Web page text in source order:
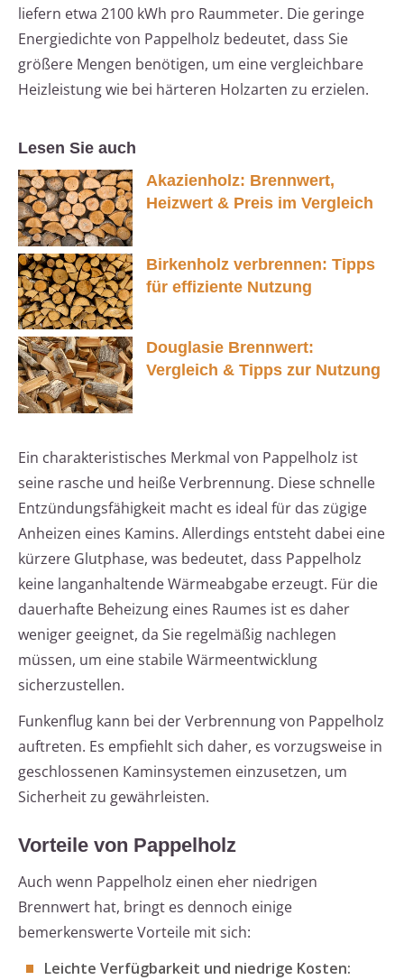
liefern etwa 2100 kWh pro Raummeter. Die geringe
Energiedichte von Pappelholz bedeutet, dass Sie
größere Mengen benötigen, um eine vergleichbare
Heizleistung wie bei härteren Holzarten zu erzielen.
Lesen Sie auch
Akazienholz: Brennwert,
Heizwert & Preis im Vergleich
Birkenholz verbrennen: Tipps
für effiziente Nutzung
Douglasie Brennwert:
Vergleich & Tipps zur Nutzung
Ein charakteristisches Merkmal von Pappelholz ist
seine rasche und heiße Verbrennung. Diese schnelle
Entzündungsfähigkeit macht es ideal für das zügige
Anheizen eines Kamins. Allerdings entsteht dabei eine
kürzere Glutphase, was bedeutet, dass Pappelholz
keine langanhaltende Wärmeabgabe erzeugt. Für die
dauerhafte Beheizung eines Raumes ist es daher
weniger geeignet, da Sie regelmäßig nachlegen
müssen, um eine stabile Wärmeentwicklung
sicherzustellen.
Funkenflug kann bei der Verbrennung von Pappelholz
auftreten. Es empfiehlt sich daher, es vorzugsweise in
geschlossenen Kaminsystemen einzusetzen, um
Sicherheit zu gewährleisten.
Vorteile von Pappelholz
Auch wenn Pappelholz einen eher niedrigen
Brennwert hat, bringt es dennoch einige
bemerkenswerte Vorteile mit sich:
Leichte Verfügbarkeit und niedrige Kosten: